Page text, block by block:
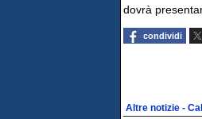
dovrà
condividi
Altre notizie -